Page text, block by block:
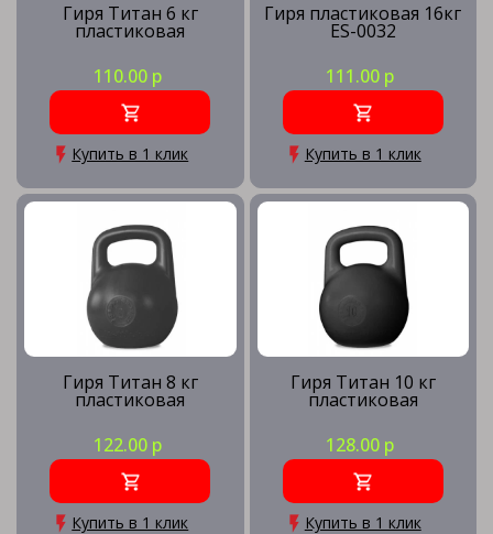
Гиря Титан 6 кг
пластиковая
110.00 р
Купить в 1 клик
Гиря пластиковая 16кг
ES-0032
111.00 р
Купить в 1 клик
Гиря Титан 8 кг
пластиковая
122.00 р
Купить в 1 клик
Гиря Титан 10 кг
пластиковая
128.00 р
Купить в 1 клик